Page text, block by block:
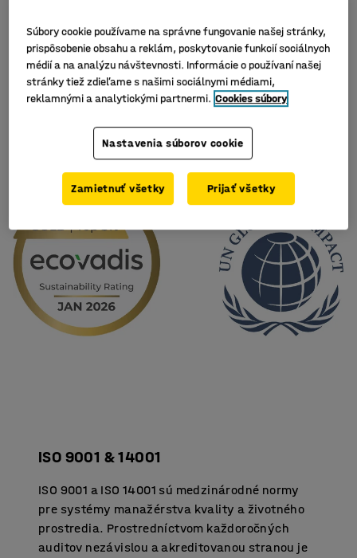
ISO 9001 & 14001
ISO 9001 a ISO 14001 sú medzinárodné normy
pre systémy manažérstva kvality a životného
prostredia. Prostredníctvom každoročných
auditov nezávislou a akreditovanou stranou je
Súbory cookie používame na správne fungovanie našej stránky,
prispôsobenie obsahu a reklám, poskytovanie funkcií sociálnych
médií a na analýzu návštevnosti. Informácie o používaní našej
stránky tiež zdieľame s našimi sociálnymi médiami,
reklamnými a analytickými partnermi. Cookies súbory
Nastavenia súborov cookie
Zamietnuť všetky Prijať všetky